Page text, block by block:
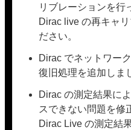
リブレーションを行
Dirac live の再キャ
ださい。
Dirac でネットワー
復旧処理を追加しま
Dirac の測定結果に
スできない問題を修
Dirac Live の測定結